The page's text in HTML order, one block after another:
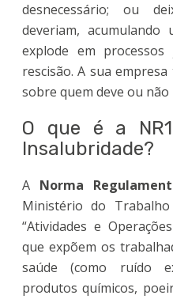
desnecessário; ou
deveriam, acumulando
explode em
rescisão. A sua
sobre quem deve ou não
O que é a
Insalubridade?
A Norma
Ministério do
“Atividades e
que expõem os
saúde (como ruído
produtos químicos,